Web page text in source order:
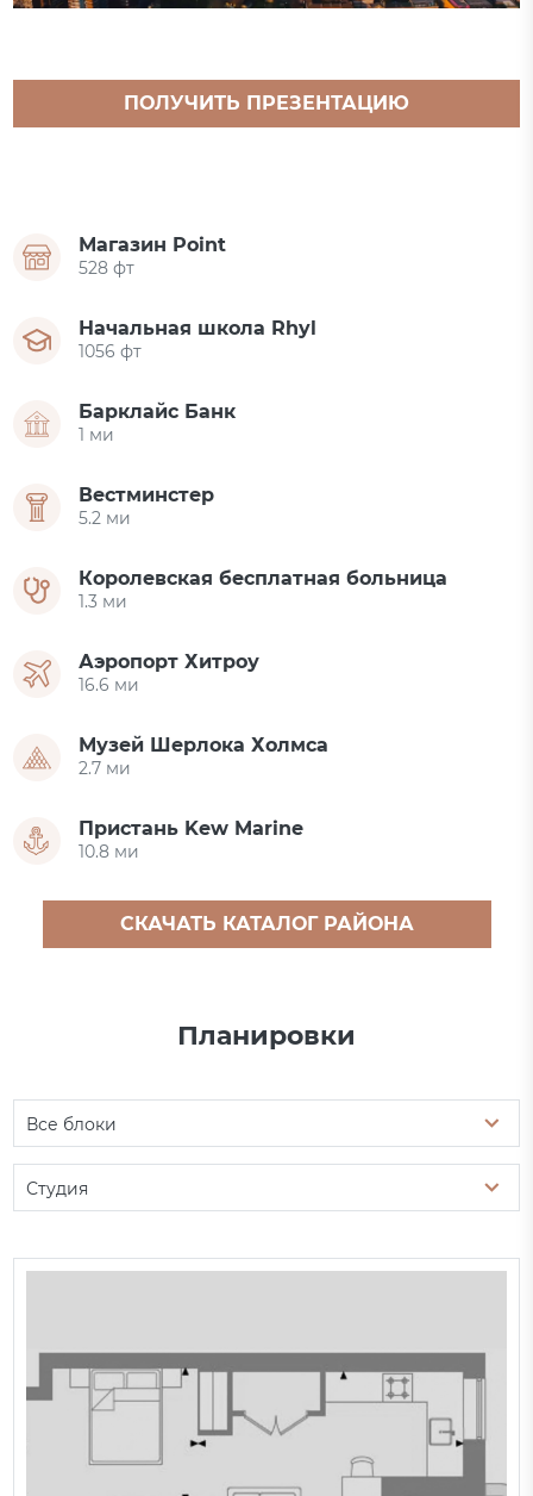
ПОЛУЧИТЬ ПРЕЗЕНТАЦИЮ
Магазин Point
528 фт
Начальная школа Rhyl
1056 фт
Барклайс Банк
1 ми
Вестминстер
5.2 ми
Королевская бесплатная больница
1.3 ми
Аэропорт Хитроу
16.6 ми
Музей Шерлока Холмса
2.7 ми
Пристань Kew Marine
10.8 ми
СКАЧАТЬ КАТАЛОГ РАЙОНА
Планировки
Все блоки
Студия